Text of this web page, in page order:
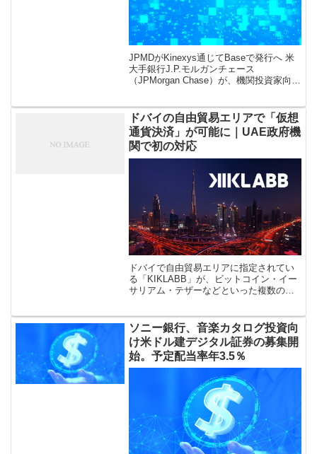
JPMDがKinexys通じてBaseで発行へ 米
大手銀行J.P.モルガンチェース
（JPMorgan Chase）が、機関投資家向け
ドバイの自由貿易エリアで「仮想
通貨決済」が可能に｜UAE政府機
関で初の対応
ドバイで自由貿易エリアに指定されてい
る「KIKLABB」が、ビットコイン・イー
サリアム・テザーなどといった複数の暗
道で明らかになりました。 […]
ソニー銀行、音楽カタログ投資向
け米ドル建デジタル証券の募集開
始。予定配当率年3.5％